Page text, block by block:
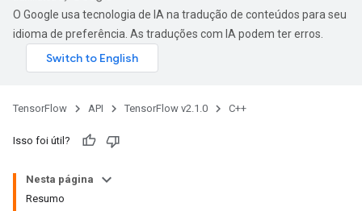
O Google usa tecnologia de IA na tradução de conteúdos para seu
idioma de preferência. As traduções com IA podem ter erros.
TensorFlow API TensorFlow v2.1.0 C++
Isso foi útil?
Nesta página
Resumo